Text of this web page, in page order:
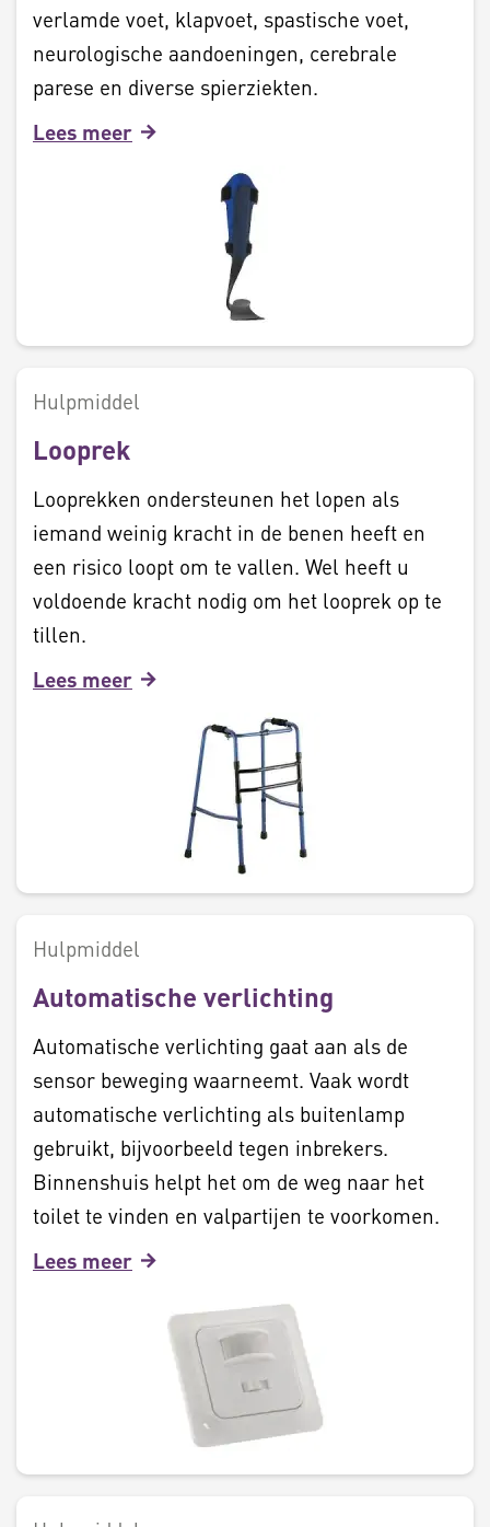
verlamde voet, klapvoet, spastische voet,
neurologische aandoeningen, cerebrale
parese en diverse spierziekten.
Lees meer
Hulpmiddel
Looprek
Looprekken ondersteunen het lopen als
iemand weinig kracht in de benen heeft en
een risico loopt om te vallen. Wel heeft u
voldoende kracht nodig om het looprek op te
tillen.
Lees meer
Hulpmiddel
Automatische verlichting
Automatische verlichting gaat aan als de
sensor beweging waarneemt. Vaak wordt
automatische verlichting als buitenlamp
gebruikt, bijvoorbeeld tegen inbrekers.
Binnenshuis helpt het om de weg naar het
toilet te vinden en valpartijen te voorkomen.
Lees meer